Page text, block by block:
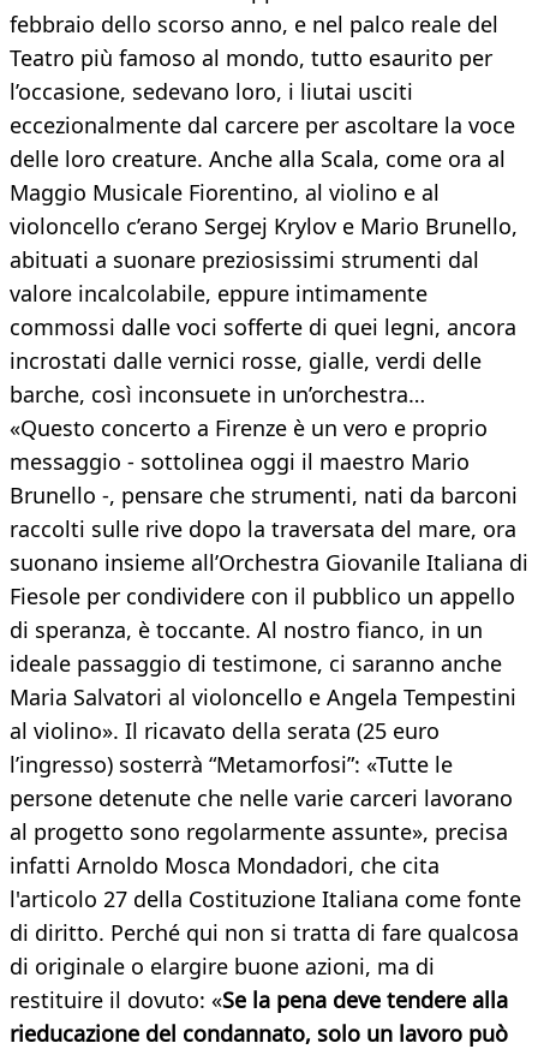
febbraio dello scorso anno, e nel palco reale del
Teatro più famoso al mondo, tutto esaurito per
l’occasione, sedevano loro, i liutai usciti
eccezionalmente dal carcere per ascoltare la voce
delle loro creature. Anche alla Scala, come ora al
Maggio Musicale Fiorentino, al violino e al
violoncello c’erano Sergej Krylov e Mario Brunello,
abituati a suonare preziosissimi strumenti dal
valore incalcolabile, eppure intimamente
commossi dalle voci sofferte di quei legni, ancora
incrostati dalle vernici rosse, gialle, verdi delle
barche, così inconsuete in un’orchestra…
«Questo concerto a Firenze è un vero e proprio
messaggio - sottolinea oggi il maestro Mario
Brunello -, pensare che strumenti, nati da barconi
raccolti sulle rive dopo la traversata del mare, ora
suonano insieme all’Orchestra Giovanile Italiana di
Fiesole per condividere con il pubblico un appello
di speranza, è toccante. Al nostro fianco, in un
ideale passaggio di testimone, ci saranno anche
Maria Salvatori al violoncello e Angela Tempestini
al violino». Il ricavato della serata (25 euro
l’ingresso) sosterrà “Metamorfosi”: «Tutte le
persone detenute che nelle varie carceri lavorano
al progetto sono regolarmente assunte», precisa
infatti Arnoldo Mosca Mondadori, che cita
l'articolo 27 della Costituzione Italiana come fonte
di diritto. Perché qui non si tratta di fare qualcosa
di originale o elargire buone azioni, ma di
restituire il dovuto: «Se la pena deve tendere alla
rieducazione del condannato, solo un lavoro può